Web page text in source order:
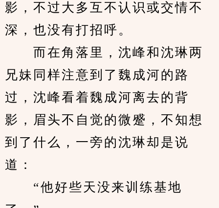
影，不过大多互不认识或交情不
深，也没有打招呼。
而在角落里，沈峰和沈琳两
兄妹同样注意到了魏成河的路
过，沈峰看着魏成河离去的背
影，眉头不自觉的微蹙，不知想
到了什么，一旁的沈琳却是说
道：
“他好些天没来训练基地